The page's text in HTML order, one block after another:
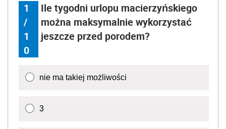
1
/
1
0
Ile tygodni urlopu macierzyńskiego
można maksymalnie wykorzystać
jeszcze przed porodem?
nie ma takiej możliwości
3